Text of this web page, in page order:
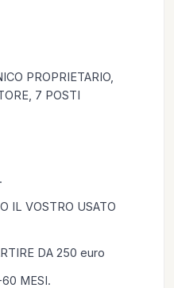
PROPRIETARIO,
7 POSTI
IL VOSTRO USATO
DA 250 euro
MESI.